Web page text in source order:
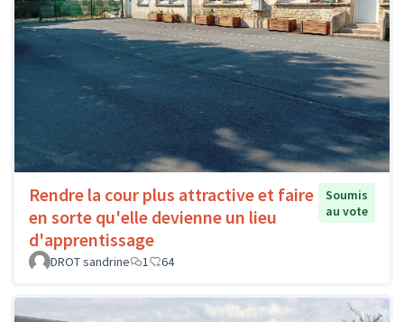
Rendre la cour plus attractive et faire
en sorte qu'elle devienne un lieu
d'apprentissage
Soumis
au vote
DROT sandrine 1 64